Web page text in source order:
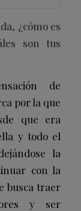
, ¿cómo es
son tus
de
por la que
que era
y todo el
la
con la
busca traer
y ser